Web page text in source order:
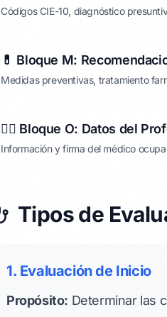
Códigos CIE-10, diagnóstico
💊 Bloque M:
Medidas preventivas, tratamiento
👨‍⚕️ Bloque O: Datos del
Información y firma del médico
Tipos de
1. Evaluación de Inicio
Propósito: Determinar las